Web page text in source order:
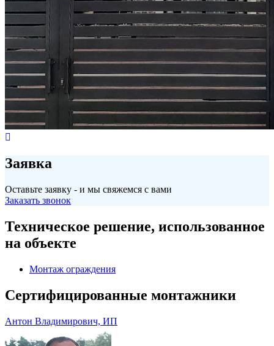
Заявка
Оставьте заявку - и мы свяжемся с вами
Заказать звонок
Техническое решение, использованное
на объекте
Монтаж ограждения
Сертифицированные монтажники
Антон Владимирович, ИП